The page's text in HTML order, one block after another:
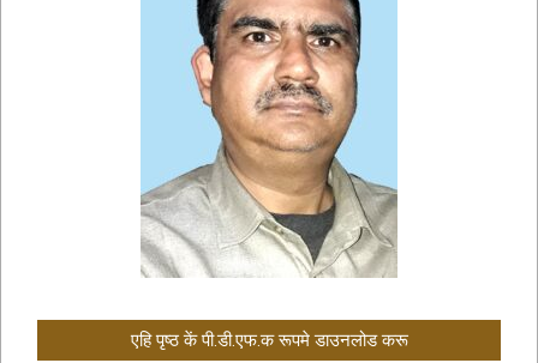
एहि पृष्ठ कें पी.डी.एफ.क रूपमे डाउनलोड करू